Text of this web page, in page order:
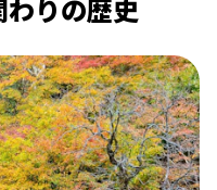
りの歴史